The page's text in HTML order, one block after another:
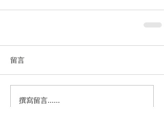
留言
撰寫留言......